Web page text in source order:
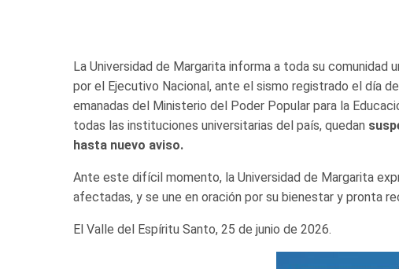
La Universidad de Margarita informa a toda su comunidad
por el Ejecutivo Nacional, ante el sismo registrado el día
emanadas del Ministerio del Poder Popular para la
todas las instituciones universitarias del país, quedan
hasta nuevo aviso.
Ante este difícil momento, la Universidad de Margarita
afectadas, y se une en oración por su bienestar y pronta
El Valle del Espíritu Santo, 25 de junio de 2026.